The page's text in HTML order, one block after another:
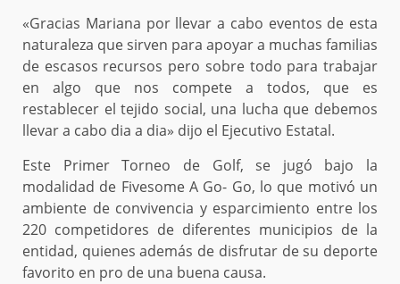
«Gracias Mariana por llevar a cabo eventos de esta
naturaleza que sirven para apoyar a muchas familias
de escasos recursos pero sobre todo para trabajar
en algo que nos compete a todos, que es
restablecer el tejido social, una lucha que debemos
llevar a cabo dia a dia» dijo el Ejecutivo Estatal.
Este Primer Torneo de Golf, se jugó bajo la
modalidad de Fivesome A Go- Go, lo que motivó un
ambiente de convivencia y esparcimiento entre los
220 competidores de diferentes municipios de la
entidad, quienes además de disfrutar de su deporte
favorito en pro de una buena causa.